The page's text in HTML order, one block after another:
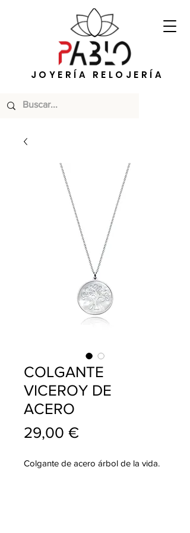
JOYERÍA RELOJERÍA
COLGANTE
VICEROY DE
ACERO
29,00 €Precio
Colgante de acero árbol de la vida.